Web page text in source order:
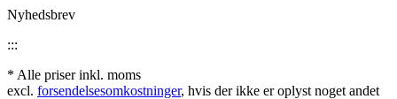
Nyhedsbrev
:::
* Alle priser inkl. moms
excl. forsendelsesomkostninger, hvis der ikke er oplyst noget andet